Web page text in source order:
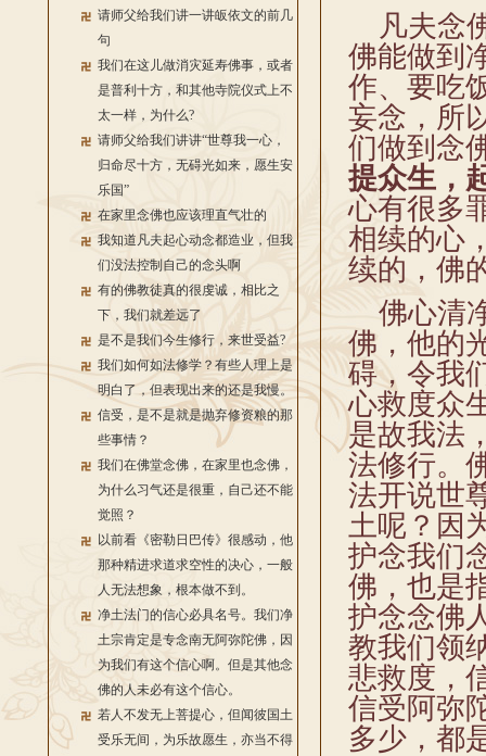
请师父给我们讲一讲皈依文的前几
句
我们在这儿做消灾延寿佛事，或者
是普利十方，和其他寺院仪式上不
太一样，为什么?
请师父给我们讲讲“世尊我一心，
归命尽十方，无碍光如来，愿生安
乐国”
在家里念佛也应该理直气壮的
我知道凡夫起心动念都造业，但我
们没法控制自己的念头啊
有的佛教徒真的很虔诚，相比之
下，我们就差远了
是不是我们今生修行，来世受益?
我们如何如法修学？有些人理上是
明白了，但表现出来的还是我慢。
信受，是不是就是抛弃修资粮的那
些事情？
我们在佛堂念佛，在家里也念佛，
为什么习气还是很重，自己还不能
觉照？
以前看《密勒日巴传》很感动，他
那种精进求道求空性的决心，一般
人无法想象，根本做不到。
净土法门的信心必具名号。我们净
土宗肯定是专念南无阿弥陀佛，因
为我们有这个信心啊。但是其他念
佛的人未必有这个信心。
若人不发无上菩提心，但闻彼国土
受乐无间，为乐故愿生，亦当不得
凡夫念
佛能做到
作、要吃
妄念，所
们做到念
提众生，
心有很多
相续的心
续的，佛
佛心清
佛，他的
碍，令我
心救度众
是故我法
法修行。
法开说世
土呢？因
护念我们
佛，也是
护念念佛
教我们领
悲救度，
信受阿弥
多少，都